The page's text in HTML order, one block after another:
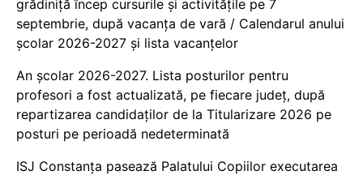
grădiniță încep cursurile și activitățile pe 7
septembrie, după vacanța de vară / Calendarul anului
școlar 2026-2027 și lista vacanțelor
An școlar 2026-2027. Lista posturilor pentru
profesori a fost actualizată, pe fiecare județ, după
repartizarea candidaților de la Titularizare 2026 pe
posturi pe perioadă nedeterminată
ISJ Constanța pasează Palatului Copiilor executarea